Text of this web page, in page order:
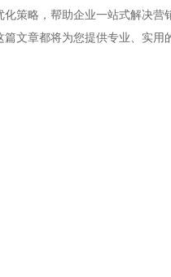
策略，帮助企业一站式解决营
文章都将为您提供专业、实用